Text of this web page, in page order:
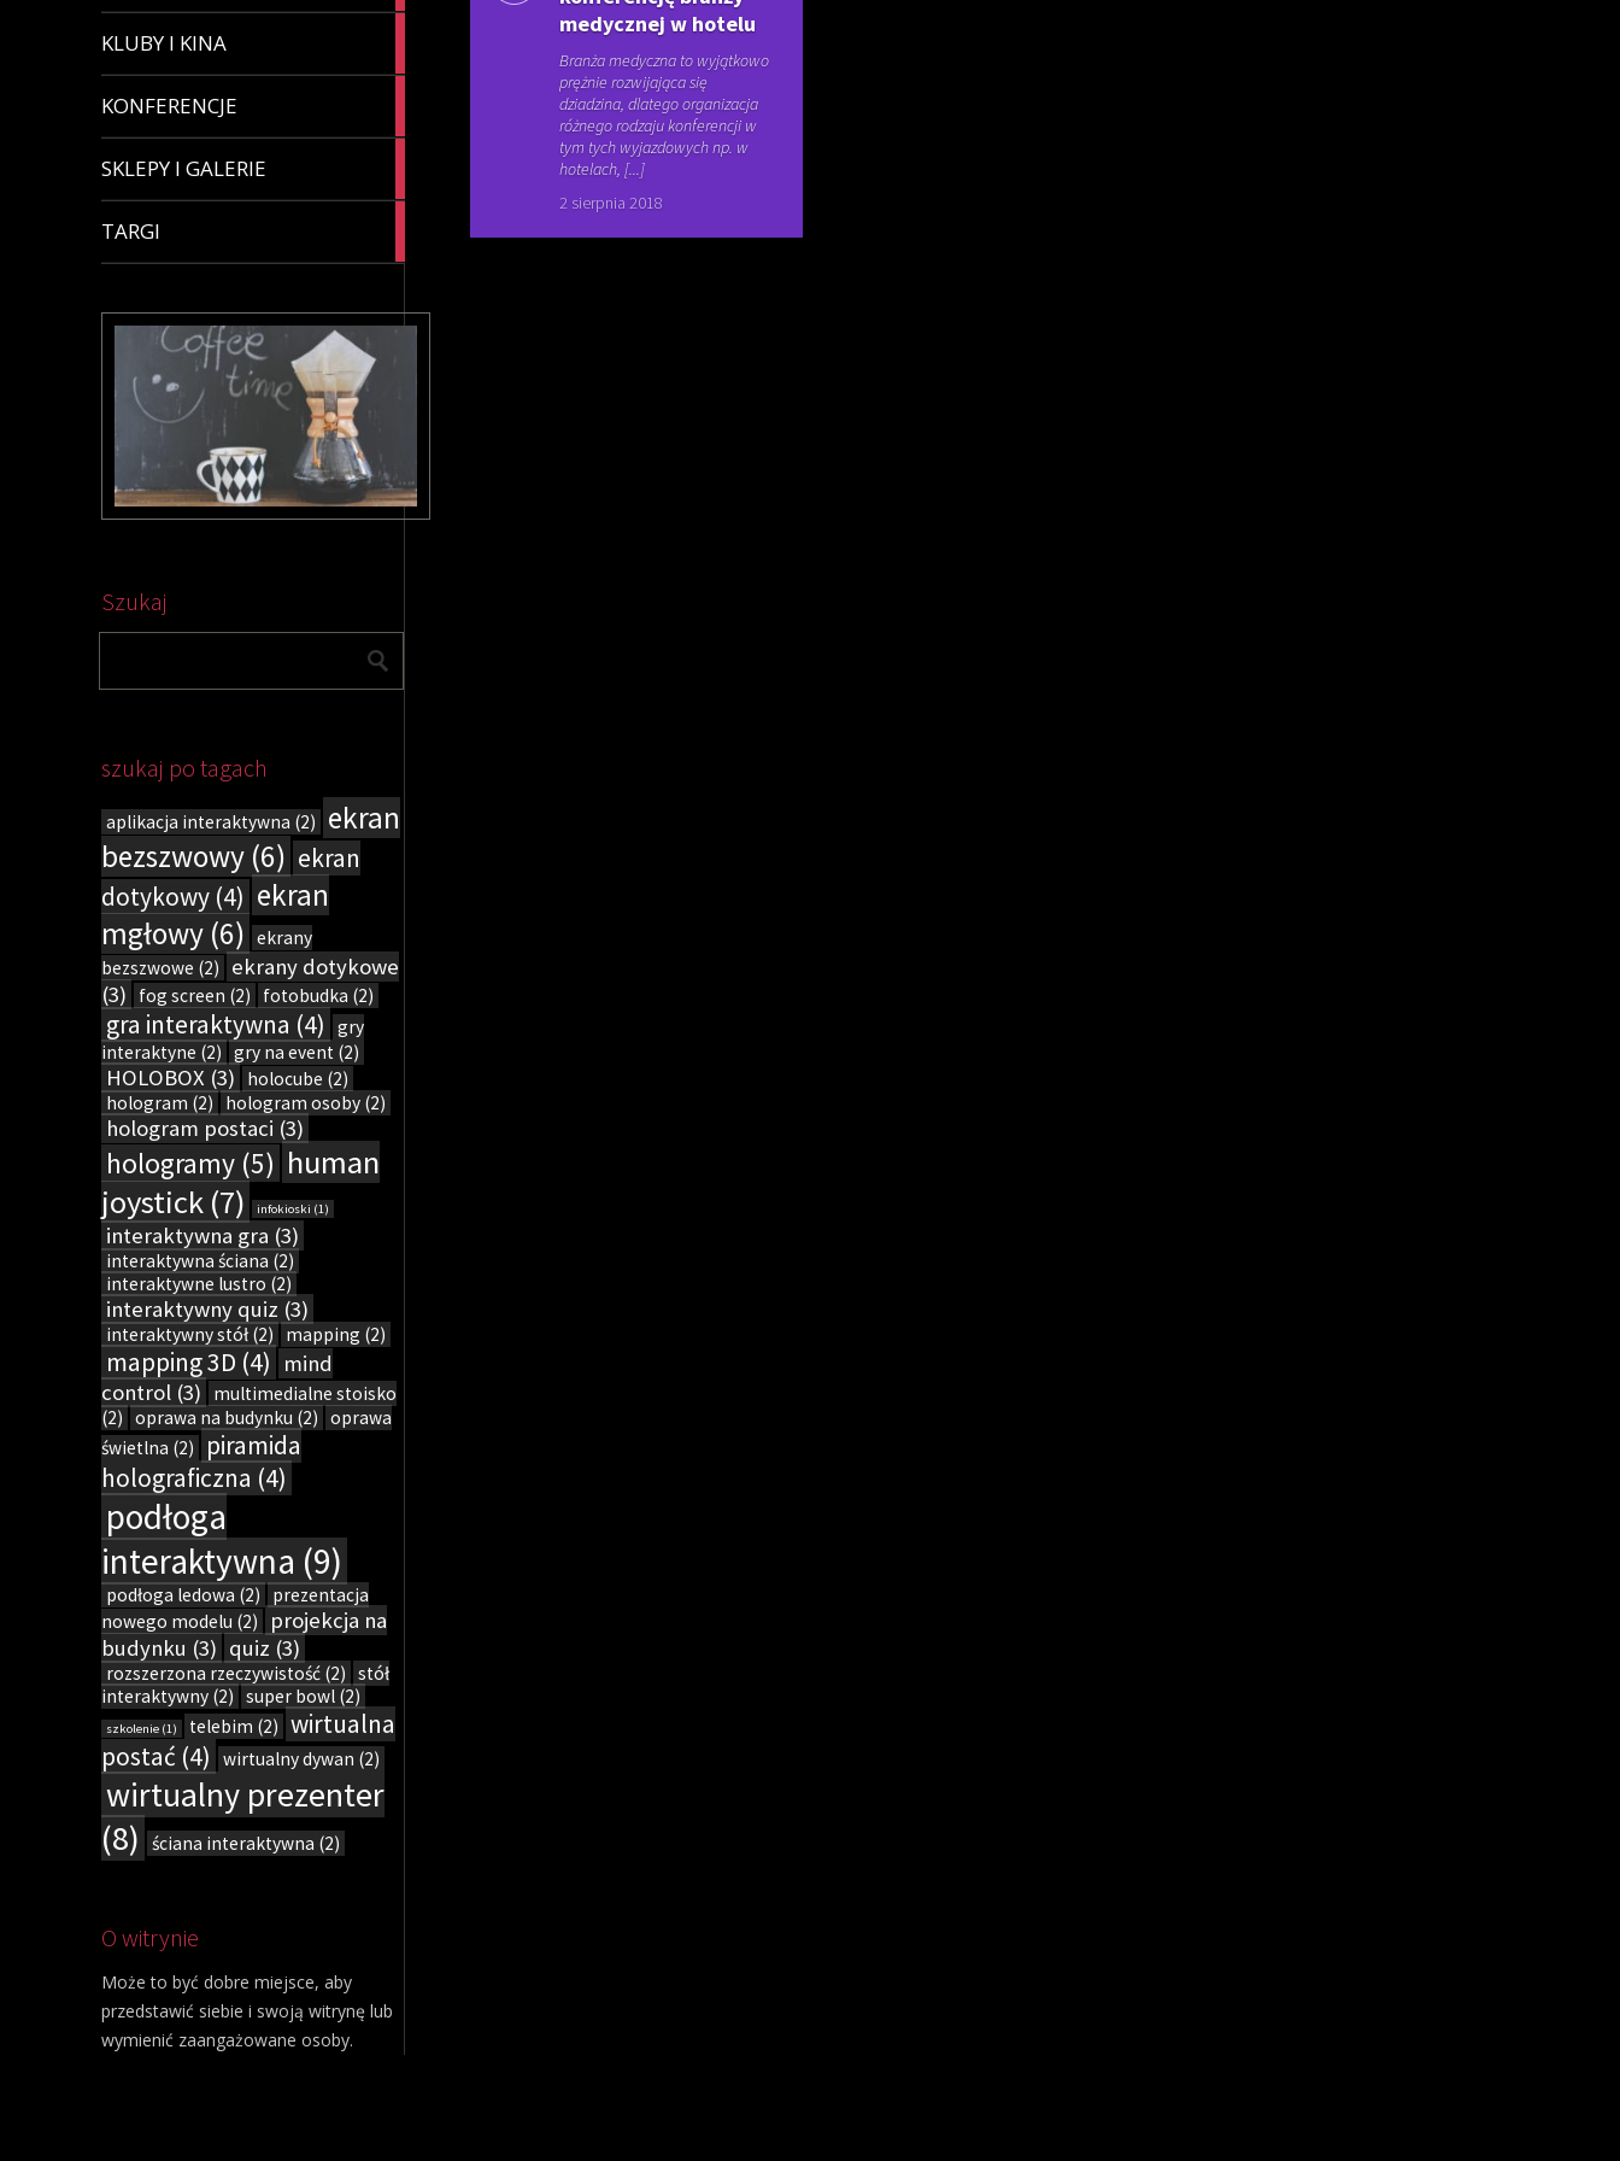
KLUBY I KINA
KONFERENCJE
SKLEPY I GALERIE
TARGI
Szukaj
szukaj po tagach
aplikacja interaktywna (2)
ekran
bezszwowy(6) ekran
dotykowy(4) ekran
mgłowy(6) ekrany
bezszwowe (2)
ekrany dotykowe
(3)
fog screen (2) fotobudka (2)
gra interaktywna (4)
gry
interaktyne (2) gry na event (2)
HOLOBOX (3) holocube (2)
hologram (2) hologram osoby(2)
hologram postaci (3)
hologramy(5) human
joystick(7) infokioski (1)
interaktywna gra (3)
interaktywna ściana (2)
interaktywne lustro (2)
interaktywny quiz (3)
interaktywny stół(2) mapping (2)
mapping 3D (4)
mind
control(3)
multimedialne stoisko
(2) oprawa na budynku (2) oprawa
świetlna (2)
piramida
holograficzna (4)
podłoga
interaktywna (9)
podłoga ledowa (2)
prezentacja
nowego modelu (2)
projekcja na
budynku (3) quiz (3)
rozszerzona rzeczywistość(2) stół
interaktywny(2) super bowl(2)
szkolenie(1) telebim (2) wirtualna
postać (4) wirtualny dywan (2)
wirtualny prezenter
(8)
ściana interaktywna (2)
O witrynie
Może to być dobre miejsce, aby
przedstawić siebie i swoją witrynę lub
wymienić zaangażowane osoby.
medycznej w hotelu
Branża medyczna to wyjątkowo
prężnie rozwijająca się
dziadzina, dlatego organizacja
różnego rodzaju konferencji w
tym tych wyjazdowych np. w
hotelach, [...]
2 sierpnia 2018